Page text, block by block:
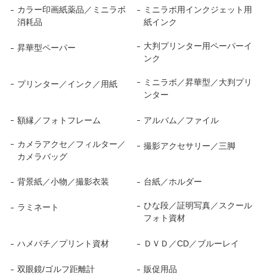
カラー印画紙薬品／ミニラボ
消耗品
ミニラボ用インクジェット用
紙インク
昇華型ペーパー
大判プリンター用ペーパーイ
ンク
プリンター／インク／用紙
ミニラボ／昇華型／大判プリ
ンター
額縁／フォトフレーム アルバム／ファイル
カメラアクセ／フィルター／
カメラバッグ
撮影アクセサリー／三脚
背景紙／小物／撮影衣装 台紙／ホルダー
ラミネート
ひな段／証明写真／スクール
フォト資材
ハメパチ／プリント資材 ＤＶＤ／CD／ブルーレイ
双眼鏡/ゴルフ距離計 販促用品